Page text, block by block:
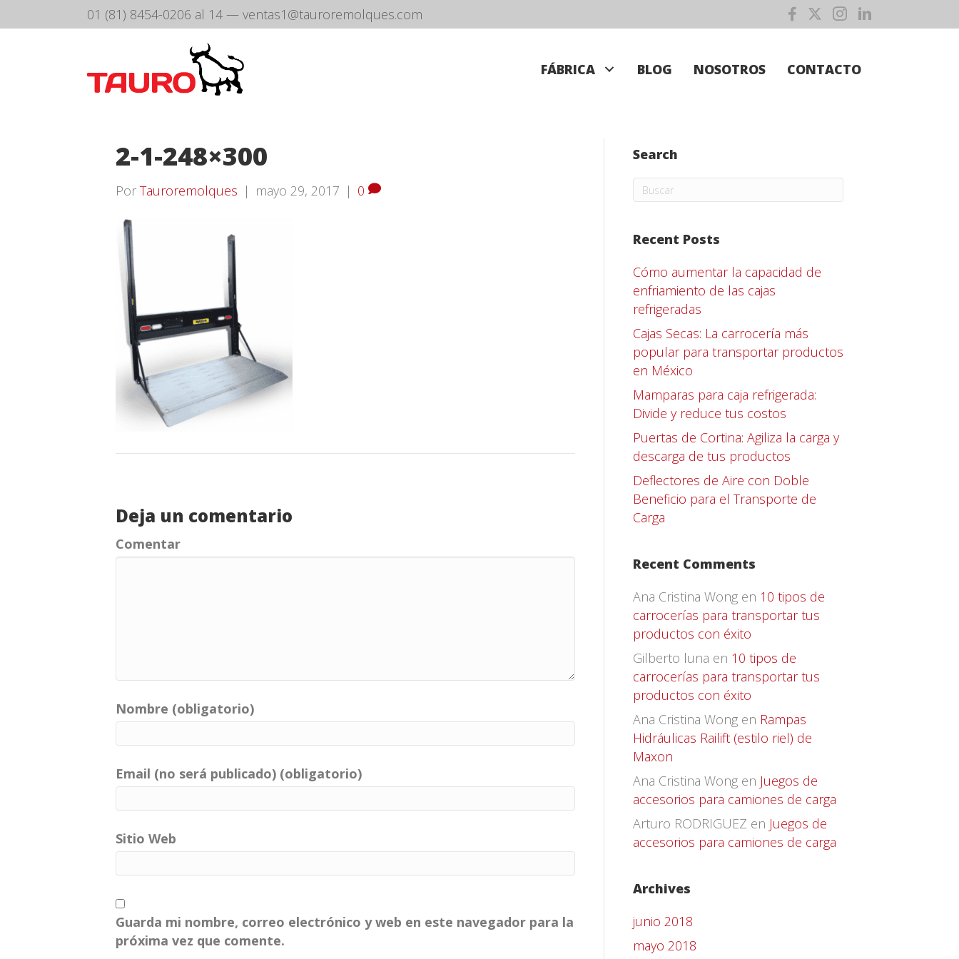
01 (81) 8454-0206 al 14 — ventas1@tauroremolques.com
FÁBRICA BLOG NOSOTROS CONTACTO
2-1-248×300
Por Tauroremolques | mayo 29, 2017 | 0
Deja un comentario
Comentar
Nombre (obligatorio)
Email (no será publicado) (obligatorio)
Sitio Web
Guarda mi nombre, correo electrónico y web en este navegador para la
próxima vez que comente.
Search
Recent Posts
Cómo aumentar la capacidad de
enfriamiento de las cajas
refrigeradas
Cajas Secas: La carrocería más
popular para transportar productos
en México
Mamparas para caja refrigerada:
Divide y reduce tus costos
Puertas de Cortina: Agiliza la carga y
descarga de tus productos
Deflectores de Aire con Doble
Beneficio para el Transporte de
Carga
Recent Comments
Ana Cristina Wong en 10 tipos de
carrocerías para transportar tus
productos con éxito
Gilberto luna en 10 tipos de
carrocerías para transportar tus
productos con éxito
Ana Cristina Wong en Rampas
Hidráulicas Railift (estilo riel) de
Maxon
Ana Cristina Wong en Juegos de
accesorios para camiones de carga
Arturo RODRIGUEZ en Juegos de
accesorios para camiones de carga
Archives
junio 2018
mayo 2018